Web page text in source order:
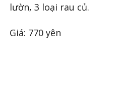
lườn, 3 loại rau củ.
Giá: 770 yên